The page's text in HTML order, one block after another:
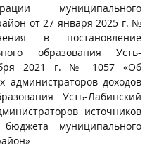
муниципального
от 27 января 2025 г. №
в постановление
образования Усть-
2021 г. № 1057 «Об
администраторов доходов
Усть-Лабинский
источников
муниципального